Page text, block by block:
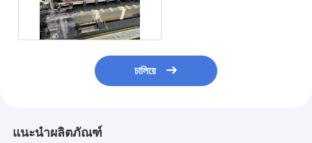
চালিয়ে
แนะนำผลิตภัณฑ์